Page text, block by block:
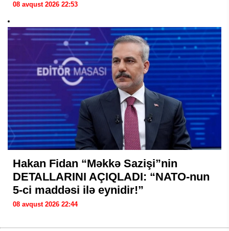
08 avqust 2026 22:53
Hakan Fidan “Məkkə Sazişi”nin
DETALLARINI AÇIQLADI: “NATO-nun
5-ci maddəsi ilə eynidir!”
08 avqust 2026 22:44